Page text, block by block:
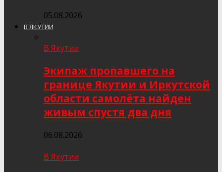
05.08.2026
В ЯКУТИИ
В Якутии
Экипаж пропавшего на
границе Якутии и Иркутской
области самолёта найден
живым спустя два дня
06.08.2026
В Якутии